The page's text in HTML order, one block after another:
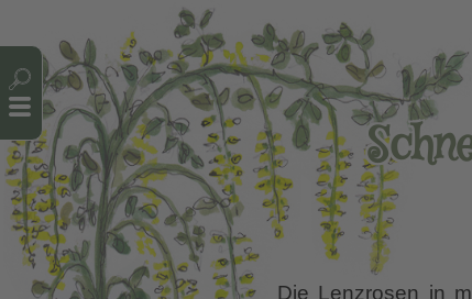
Die Lenzrosen in
Cookie-Einstellungen